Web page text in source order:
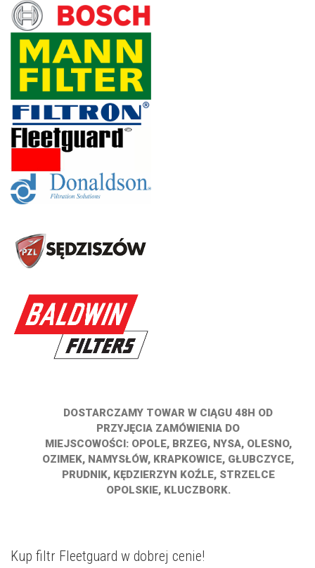
DOSTARCZAMY TOWAR W CIĄGU 48H OD
PRZYJĘCIA ZAMÓWIENIA DO
MIEJSCOWOŚCI: OPOLE, BRZEG, NYSA, OLESNO,
OZIMEK, NAMYSŁÓW, KRAPKOWICE, GŁUBCZYCE,
PRUDNIK, KĘDZIERZYN KOŹLE, STRZELCE
OPOLSKIE, KLUCZBORK.
Kup filtr Fleetguard w dobrej cenie!